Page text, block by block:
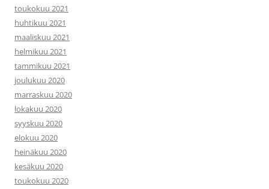
toukokuu 2021
huhtikuu 2021
maaliskuu 2021
helmikuu 2021
tammikuu 2021
joulukuu 2020
marraskuu 2020
lokakuu 2020
syyskuu 2020
elokuu 2020
heinäkuu 2020
kesäkuu 2020
toukokuu 2020